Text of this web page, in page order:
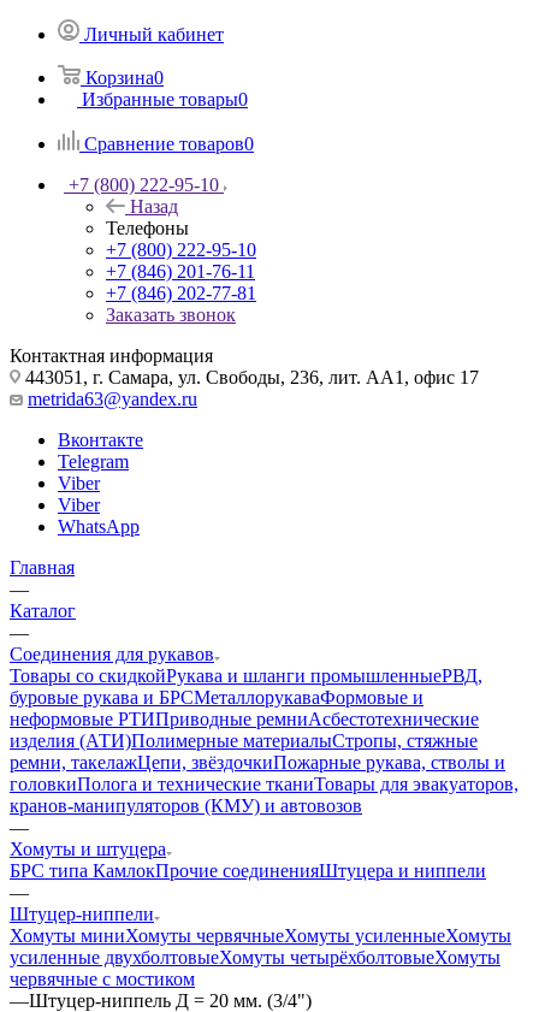
Личный кабинет
Корзина0
Избранные товары0
Сравнение товаров0
+7 (800) 222-95-10
Назад
Телефоны
+7 (800) 222-95-10
+7 (846) 201-76-11
+7 (846) 202-77-81
Заказать звонок
Контактная информация
443051, г. Самара, ул. Свободы, 236, лит. АА1, офис 17
metrida63@yandex.ru
Вконтакте
Telegram
Viber
Viber
WhatsApp
Главная
—
Каталог
—
Соединения для рукавов
Товары со скидкойРукава и шланги промышленныеРВД,
буровые рукава и БРСМеталлорукаваФормовые и
неформовые РТИПриводные ремниАсбестотехнические
изделия (АТИ)Полимерные материалыСтропы, стяжные
ремни, такелажЦепи, звёздочкиПожарные рукава, стволы и
головкиПолога и технические тканиТовары для эвакуаторов,
кранов-манипуляторов (КМУ) и автовозов
—
Хомуты и штуцера
БРС типа КамлокПрочие соединенияШтуцера и ниппели
—
Штуцер-ниппели
Хомуты миниХомуты червячныеХомуты усиленныеХомуты
усиленные двухболтовыеХомуты четырёхболтовыеХомуты
червячные с мостиком
—Штуцер-ниппель Д = 20 мм. (3/4")